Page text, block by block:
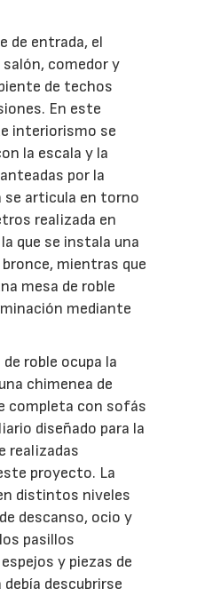
de entrada, el
comedor y
de techos
En este
interiorismo se
la escala y la
por la
se articula en torno
realizada en
que se instala una
mientras que
mesa de roble
mediante
roble ocupa la
chimenea de
completa con sofás
diseñado para la
realizadas
proyecto. La
distintos niveles
descanso, ocio y
pasillos
y piezas de
descubrirse